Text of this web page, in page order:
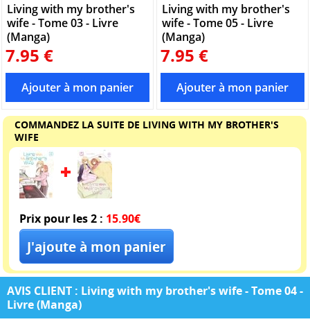
Living with my brother's
wife - Tome 03 - Livre
(Manga)
7.95 €
Living with my brother's
wife - Tome 05 - Livre
(Manga)
7.95 €
COMMANDEZ LA SUITE DE LIVING WITH MY BROTHER'S
WIFE
Prix pour les 2 : 15.90€
AVIS CLIENT : Living with my brother's wife - Tome 04 -
Livre (Manga)